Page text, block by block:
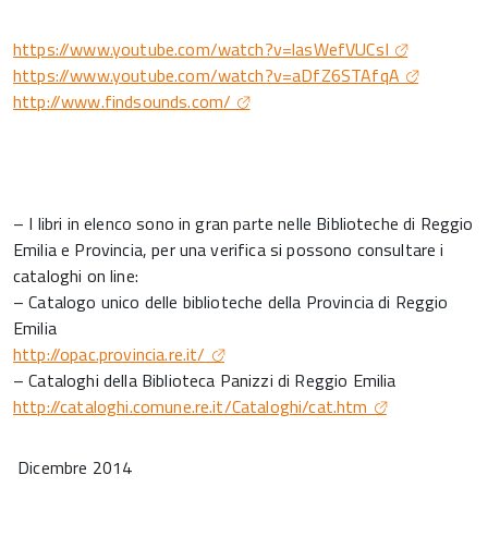
https://www.youtube.com/watch?v=lasWefVUCsI
https://www.youtube.com/watch?v=aDfZ6STAfqA
http://www.findsounds.com/
– I libri in elenco sono in gran parte nelle Biblioteche di Reggio
Emilia e Provincia, per una verifica si possono consultare i
cataloghi on line:
– Catalogo unico delle biblioteche della Provincia di Reggio
Emilia
http://opac.provincia.re.it/
– Cataloghi della Biblioteca Panizzi di Reggio Emilia
http://cataloghi.comune.re.it/Cataloghi/cat.htm
Dicembre 2014